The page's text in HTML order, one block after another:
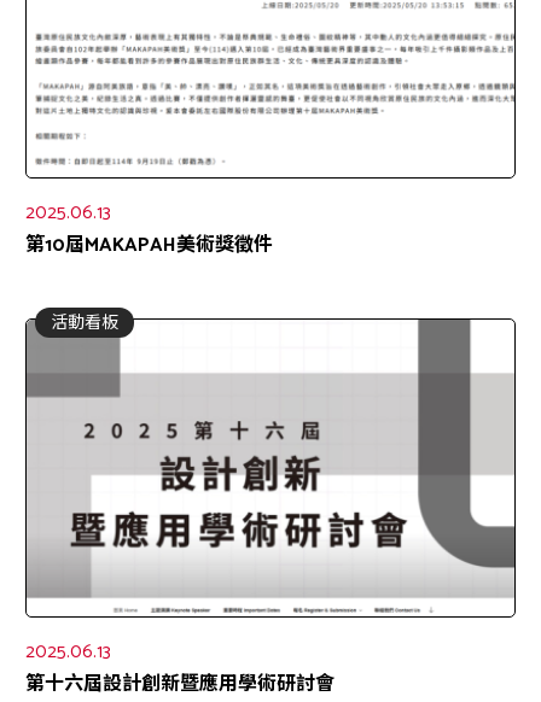
2025.06.13
第10屆MAKAPAH美術獎徵件
活動看板
2025.06.13
第十六屆設計創新暨應用學術研討會